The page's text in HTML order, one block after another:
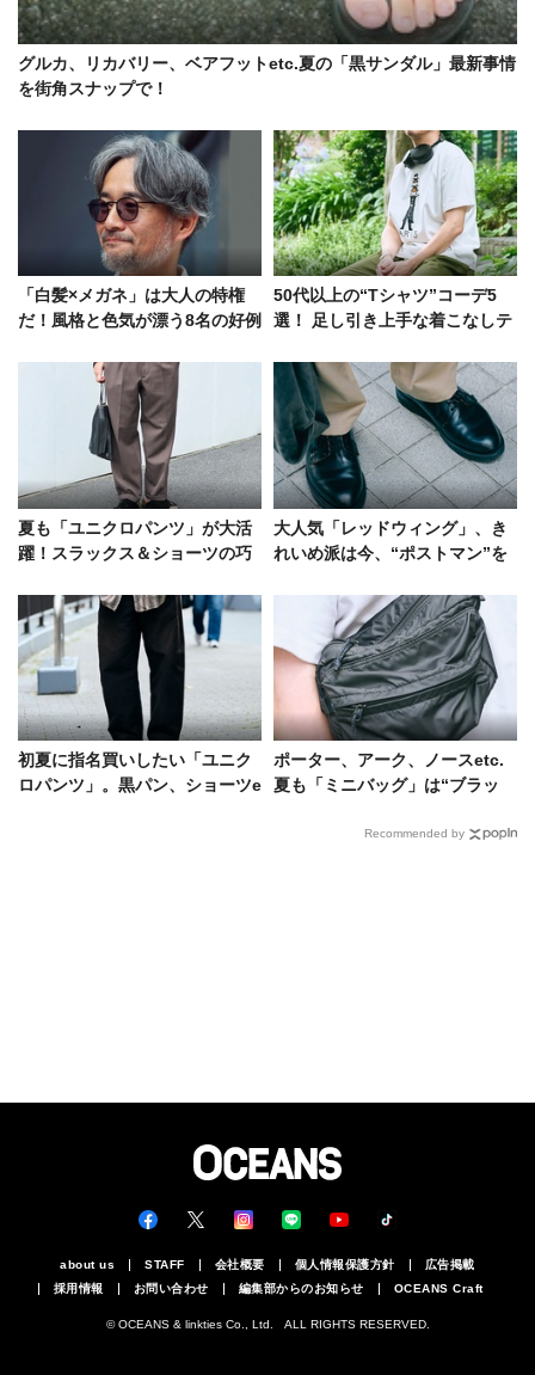
グルカ、リカバリー、ベアフットetc.夏の「黒サンダル」最新事情
を街角スナップで！
「白髪×メガネ」は大人の特権
だ！風格と色気が漂う8名の好例
50代以上の“Tシャツ”コーデ5
選！ 足し引き上手な着こなしテ
夏も「ユニクロパンツ」が大活
躍！スラックス＆ショーツの巧
大人気「レッドウィング」、き
れいめ派は今、“ポストマン”を
初夏に指名買いしたい「ユニク
ロパンツ」。黒パン、ショーツe
ポーター、アーク、ノースetc.
夏も「ミニバッグ」は“ブラッ
Recommended by
about us STAFF 会社概要 個人情報保護方針
広告掲載
採用情報
お問い合わせ 編集部からのお知らせ OCEANS Craft
© OCEANS & linkties Co., Ltd. ALL RIGHTS RESERVED.